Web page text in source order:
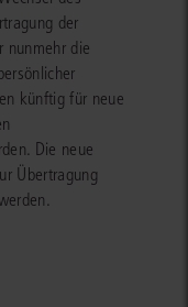
der
nunmehr die
künftig für neue
Die neue
Übertragung